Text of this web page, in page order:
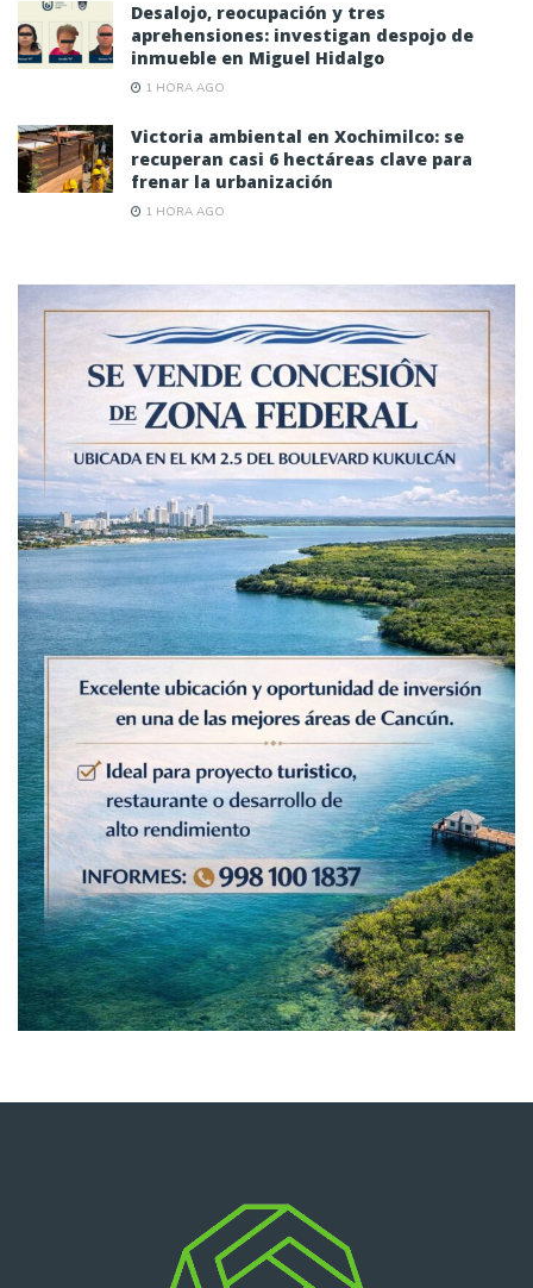
Desalojo, reocupación y tres
aprehensiones: investigan despojo de
inmueble en Miguel Hidalgo
1 HORA AGO
Victoria ambiental en Xochimilco: se
recuperan casi 6 hectáreas clave para
frenar la urbanización
1 HORA AGO